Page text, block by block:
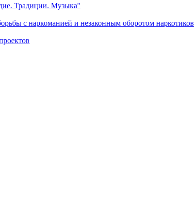
Традиции. Музыка"
с наркоманией и незаконным оборотом наркотиков